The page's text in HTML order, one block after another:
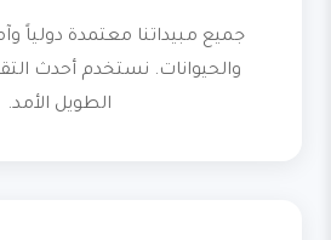
جميع مبيداتنا معتمدة دولياً
والحيوانات. نستخدم أحدث
الطويل الأمد.